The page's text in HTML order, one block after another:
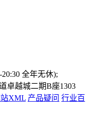
全年无休);
卓越城二期B座1303
站XML 产品疑问 行业百